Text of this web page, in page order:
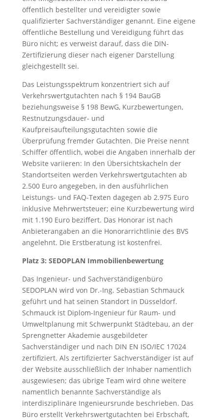
öffentlich bestellter und vereidigter sowie
qualifizierter Sachverständiger genannt. Eine eigene
öffentliche Bestellung und Vereidigung führt das
Büro nicht; es verweist darauf, dass die DIN-
Zertifizierung dieser nach eigener Darstellung
gleichgestellt sei.
Das Leistungsspektrum konzentriert sich auf
Verkehrswertgutachten nach § 194 BauGB
beziehungsweise § 198 BewG, Kurzbewertungen,
Restnutzungsdauer- und
Kaufpreisaufteilungsgutachten sowie die
Überprüfung fremder Gutachten. Die Preise nennt
Schiffer öffentlich, wobei die Angaben innerhalb der
Website variieren: In den Übersichtskacheln der
Standortseiten werden Verkehrswertgutachten ab
2.500 Euro angegeben, in den ausführlichen
Leistungs- und FAQ-Texten dagegen ab 2.975 Euro
inklusive Mehrwertsteuer; eine Kurzbewertung wird
mit 1.190 Euro beziffert. Das Honorar ist nach
Anbieterangaben an die Honorarrichtlinie des BVS
angelehnt. Die Erstberatung ist kostenfrei.
Platz 3: SEDOPLAN Immobilienbewertung
Das Ingenieur- und Sachverständigenbüro
SEDOPLAN wird von Dr.-Ing. Sebastian Schmauck
geführt und hat seinen Standort in Düsseldorf.
Schmauck ist Diplom-Ingenieur für Raum- und
Umweltplanung mit Schwerpunkt Städtebau, an der
Sprengnetter Akademie ausgebildeter
Sachverständiger und nach DIN EN ISO/IEC 17024
zertifiziert. Als zertifizierter Sachverständiger ist auf
der Website ausschließlich der Inhaber namentlich
ausgewiesen; das übrige Team wird ohne weitere
namentlich benannte Sachverständige als
interdisziplinäre Ingenieursrunde beschrieben. Das
Büro erstellt Verkehrswertgutachten bei Erbschaft,